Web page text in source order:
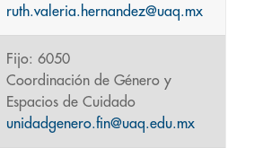
ruth.valeria.hernandez@uaq.mx
Fijo: 6050
Coordinación de Género y
Espacios de Cuidado
unidadgenero.fin@uaq.edu.mx